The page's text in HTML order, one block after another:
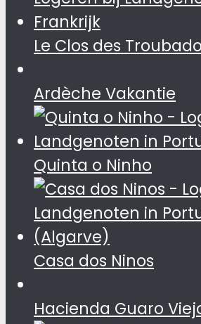
Le Clos des
Ardèche Vakantie
Quinta o Ninho
Casa dos Ninos
Hacienda Guaro